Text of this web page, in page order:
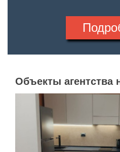
Объекты агентства